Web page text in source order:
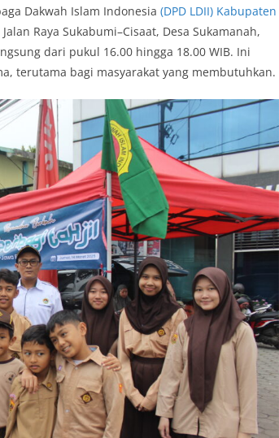
Dakwah Islam Indonesia (DPD LDII) Kabupaten
Raya Sukabumi–Cisaat, Desa Sukamanah,
dari pukul 16.00 hingga 18.00 WIB. Ini
terutama bagi masyarakat yang membutuhkan.